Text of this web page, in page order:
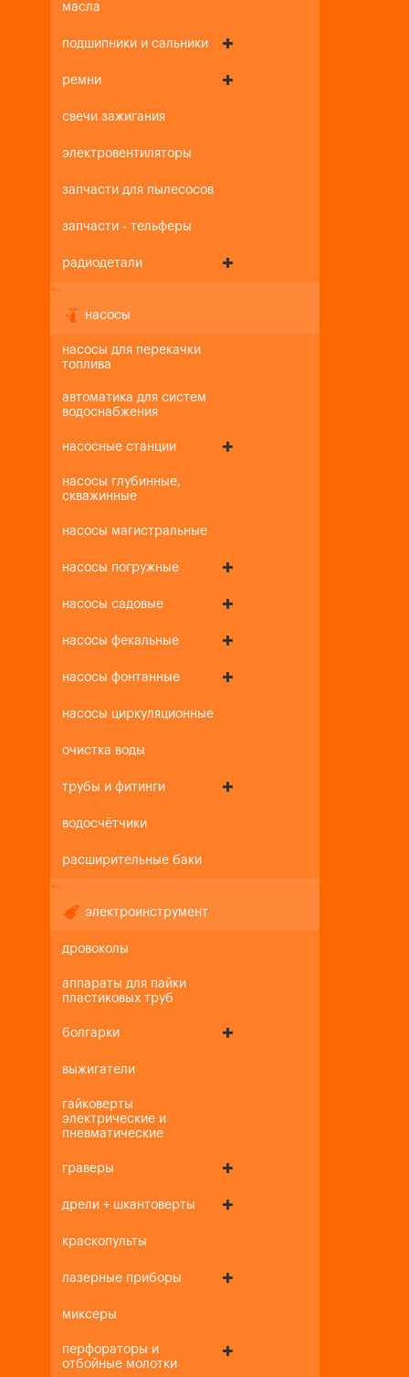
масла
подшипники и сальники
ремни
свечи зажигания
электровентиляторы
запчасти для пылесосов
запчасти - тельферы
радиодетали
+-
насосы
насосы для перекачки
топлива
автоматика для систем
водоснабжения
насосные станции
насосы глубинные,
скважинные
насосы магистральные
насосы погружные
насосы садовые
насосы фекальные
насосы фонтанные
насосы циркуляционные
очистка воды
трубы и фитинги
водосчётчики
расширительные баки
+-
электроинструмент
дровоколы
аппараты для пайки
пластиковых труб
болгарки
выжигатели
гайковерты
электрические и
пневматические
граверы
дрели + шкантоверты
краскопульты
лазерные приборы
миксеры
перфораторы и
отбойные молотки